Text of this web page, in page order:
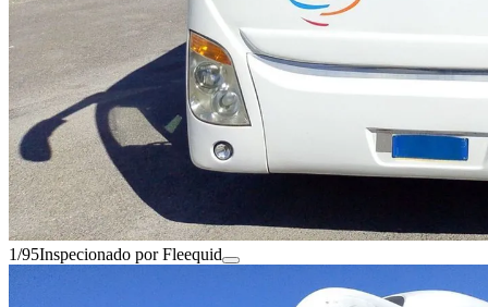
1/95Inspecionado por Fleequid